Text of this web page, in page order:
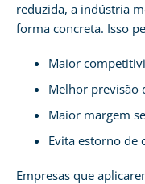
reduzida, a indústria
forma concreta. Isso
Maior
Melhor previsão
Maior margem
Evita estorno de
Empresas que